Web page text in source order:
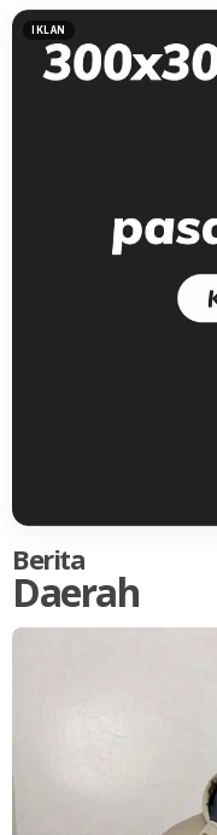
IKLAN
Berita
Daerah